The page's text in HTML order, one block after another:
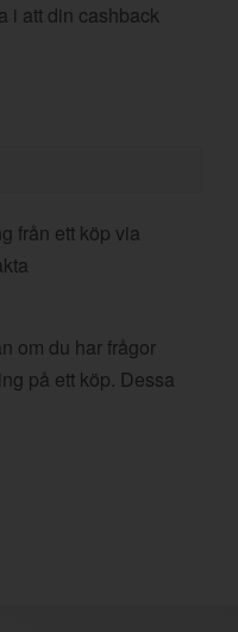
i att din cashback
från ett köp via
om du har frågor
på ett köp. Dessa